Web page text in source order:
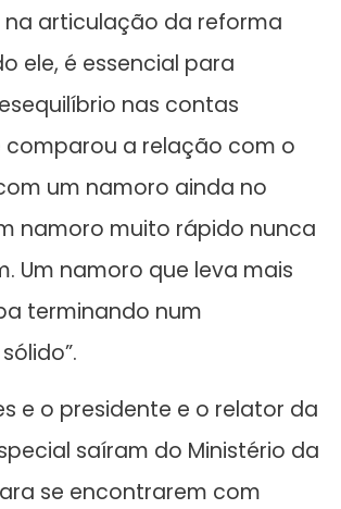
articulação da reforma
ele, é essencial para
nas contas
comparou a relação com o
um namoro ainda no
namoro muito rápido nunca
Um namoro que leva mais
terminando num
e o presidente e o relator da
saíram do Ministério da
se encontrarem com